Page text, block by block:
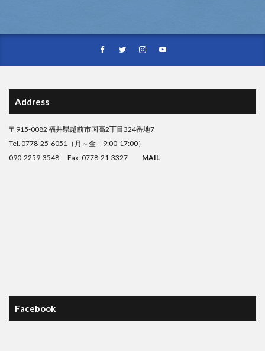
Address
〒915-0082 福井県越前市国高2丁目324番地7
Tel. 0778-25-6051（月～金 9:00-17:00）
090-2259-3548 Fax. 0778-21-3327 MAIL
Facebook